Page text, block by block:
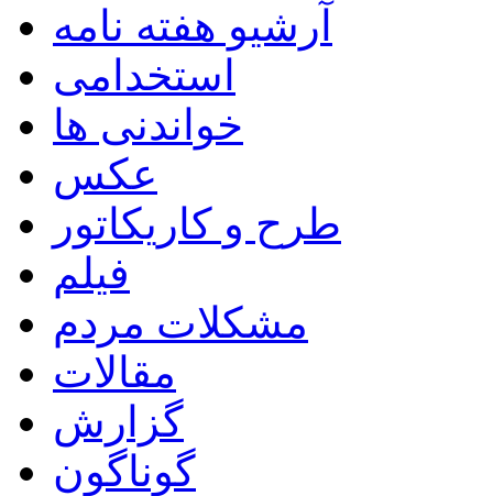
آرشیو هفته نامه
استخدامی
خواندنی ها
عکس
طرح و کاریکاتور
فیلم
مشکلات مردم
مقالات
گزارش
گوناگون